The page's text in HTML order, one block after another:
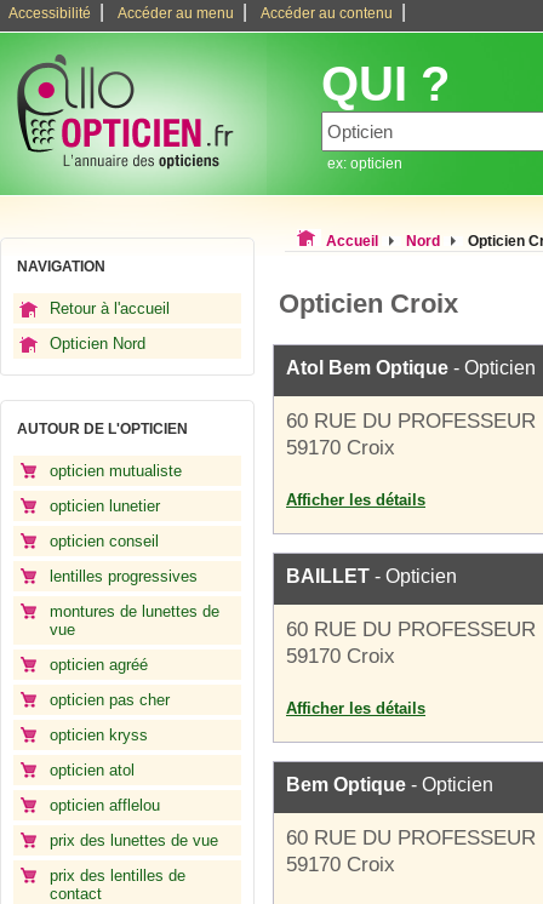
Accessibilité Accéder au menu Accéder au contenu
QUI ?
ex: opticien
NAVIGATION
Retour à l'accueil
Opticien Nord
AUTOUR DE L'OPTICIEN
opticien mutualiste
opticien lunetier
opticien conseil
lentilles progressives
montures de lunettes de
vue
opticien agréé
opticien pas cher
opticien kryss
opticien atol
opticien afflelou
prix des lunettes de vue
prix des lentilles de
contact
Accueil Nord Opticien
Opticien Croix
Atol Bem Optique - Opticien
60 RUE DU PROFESSEUR
59170 Croix
Afficher les détails
BAILLET - Opticien
60 RUE DU PROFESSEUR
59170 Croix
Afficher les détails
Bem Optique - Opticien
60 RUE DU PROFESSEUR
59170 Croix